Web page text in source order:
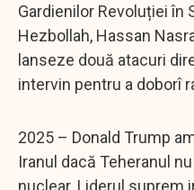
Gardienilor Revoluției în
Hezbollah, Hassan
lanseze două atacuri
intervin pentru a doborî
2025 – Donald Trump
Iranul dacă Teheranul
nuclear. Liderul suprem